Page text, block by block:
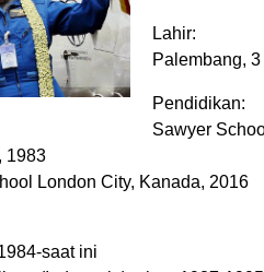
Lahir:
Palembang,
Pendidikan:
Sawyer
1983
London City, Kanada, 2016
saat ini